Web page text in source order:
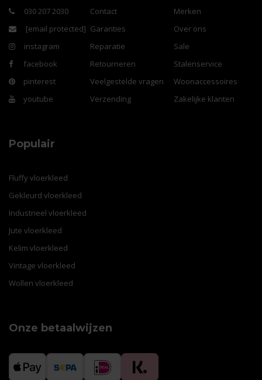
030 207 2030
[email protected]
instagram
facebook
pinterest
youtube
Contact
Garanties
Reparatie
Retourneren
Veelgestelde vragen
Verzending
Merken
Over ons
Sale
Stalenservice
Woonaccessoires
Zakelijke klanten
Populair
Fluffy vloerkleed
Gekleurd vloerkleed
Industrieel vloerkleed
Jute vloerkleed
Kelim vloerkleed
Vintage vloerkleed
Wollen vloerkleed
Onze betaalwijzen